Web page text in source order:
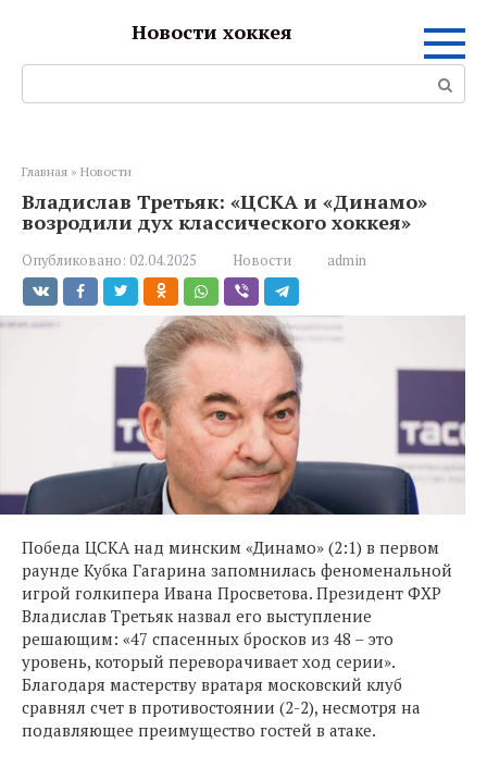
Новости хоккея
Поиск:
Главная » Новости
Владислав Третьяк: «ЦСКА и «Динамо»
возродили дух классического хоккея»
Опубликовано: 02.04.2025 Новости admin
Победа ЦСКА над минским «Динамо» (2:1) в первом
раунде Кубка Гагарина запомнилась феноменальной
игрой голкипера Ивана Просветова. Президент ФХР
Владислав Третьяк назвал его выступление
решающим: «47 спасенных бросков из 48 – это
уровень, который переворачивает ход серии».
Благодаря мастерству вратаря московский клуб
сравнял счет в противостоянии (2-2), несмотря на
подавляющее преимущество гостей в атаке.